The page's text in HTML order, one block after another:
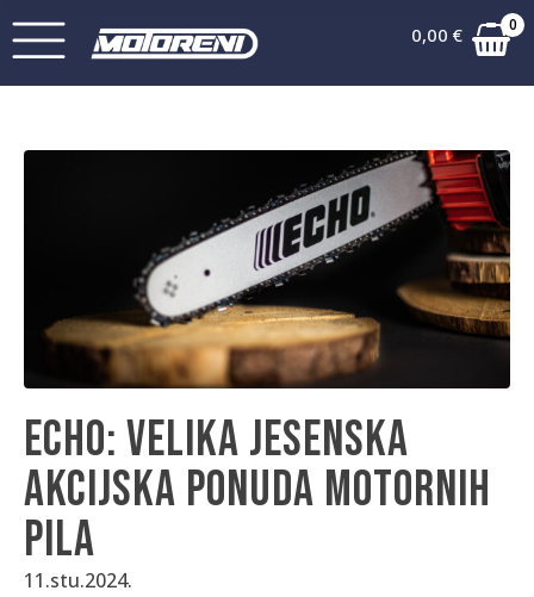
0,00 € 0
Echo: Velika jesenska
akcijska ponuda motornih
pila
11.stu.2024.